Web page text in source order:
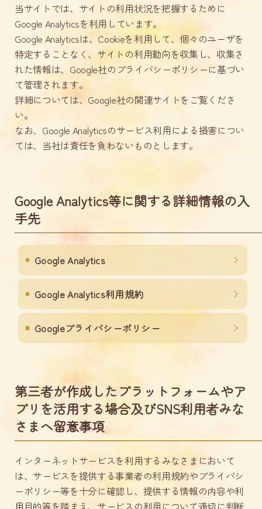
当サイトでは、サイトの利用状況を把握するために
Google Analyticsを利用しています。
Google Analyticsは、Cookieを利用して、個々のユーザを
特定することなく、サイトの利用動向を収集し、収集さ
れた情報は、Google社のプライバシーポリシーに基づい
て管理されます。
詳細については、Google社の関連サイトをご覧くださ
い。
なお、Google Analyticsのサービス利用による損害につい
ては、当社は責任を負わないものとします。
Google Analytics等に関する詳細情報の入
手先
Google Analytics
Google Analytics利用規約
Googleプライバシーポリシー
第三者が作成したプラットフォームやア
プリを活用する場合及びSNS利用者みな
さまへ留意事項
インターネットサービスを利用するみなさまにおいて
は、サービスを提供する事業者の利用規約やプライバシ
ーポリシー等を十分に確認し、提供する情報の内容や利